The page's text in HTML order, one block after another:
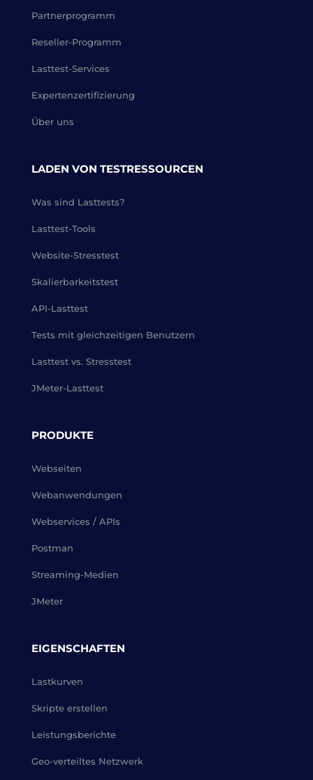
Partnerprogramm
Reseller-Programm
Lasttest-Services
Expertenzertifizierung
Über uns
LADEN VON TESTRESSOURCEN
Was sind Lasttests?
Lasttest-Tools
Website-Stresstest
Skalierbarkeitstest
API-Lasttest
Tests mit gleichzeitigen Benutzern
Lasttest vs. Stresstest
JMeter-Lasttest
PRODUKTE
Webseiten
Webanwendungen
Webservices / APIs
Postman
Streaming-Medien
JMeter
EIGENSCHAFTEN
Lastkurven
Skripte erstellen
Leistungsberichte
Geo-verteiltes Netzwerk